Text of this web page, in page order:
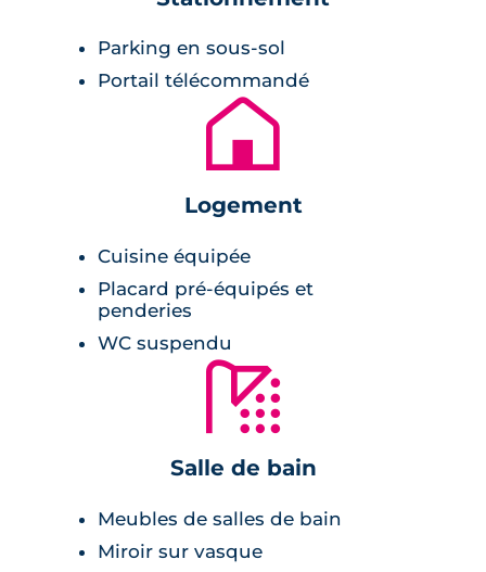
dessertes de bus, dont un arrêt situé à
seulement 180 mètres.
Entouré de belles façades à l’architecture
traditionnelle de la côte, ce complexe
Description de la résidence
programme immobilier à Arcachon
promet un cadre de vie à taille huamine.
Composée de 8 petites maisons de ville de 4
pièces triplex, chaque villa est ouverte sur
maisons arcachonnaises traditionnelles,
chaque maison dispose de prestations de
Parking en sous-sol
Portail télécommandé
🏚
Logement
Cuisine équipée
Placard pré-équipés et
penderies
WC suspendu
🚿
Salle de bain
Meubles de salles de bain
Miroir sur vasque